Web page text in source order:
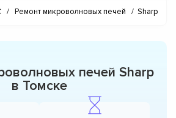
/ Ремонт микроволновых печей / Sharp
печей Sharp
в Томске